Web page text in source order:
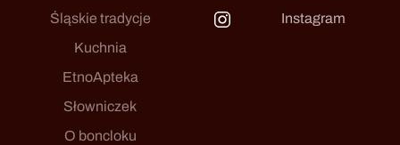
Śląskie tradycje
Kuchnia
EtnoApteka
Słowniczek
O boncloku
Instagram